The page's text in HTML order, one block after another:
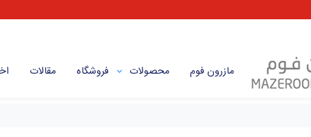
مازرون فوم محصولات فروشگاه مقالات